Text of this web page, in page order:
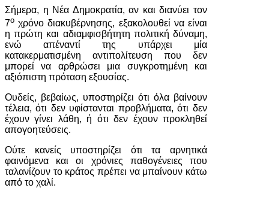
Σήμερα, η Νέα Δημοκρατία, αν και διανύει τον
7ο χρόνο διακυβέρνησης, εξακολουθεί να είναι
η πρώτη και αδιαμφισβήτητη πολιτική δύναμη,
ενώ απέναντί της υπάρχει μία
κατακερματισμένη αντιπολίτευση που δεν
μπορεί να αρθρώσει μια συγκροτημένη και
αξιόπιστη πρόταση εξουσίας.
Ουδείς, βεβαίως, υποστηρίζει ότι όλα βαίνουν
τέλεια, ότι δεν υφίστανται προβλήματα, ότι δεν
έχουν γίνει λάθη, ή ότι δεν έχουν προκληθεί
απογοητεύσεις.
Ούτε κανείς υποστηρίζει ότι τα αρνητικά
φαινόμενα και οι χρόνιες παθογένειες που
ταλανίζουν το κράτος πρέπει να μπαίνουν κάτω
από το χαλί.